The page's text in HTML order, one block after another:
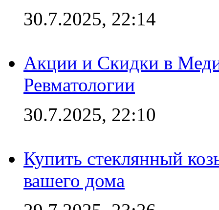
30.7.2025, 22:14
Акции и Скидки в
Ревматологии
30.7.2025, 22:10
Купить стеклянный
вашего дома